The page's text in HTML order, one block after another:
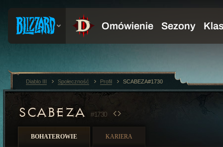
SCABEZA #1730
BOHATEROWIE KARIERA
Diablo III Społeczność Profil SCABEZA#1730